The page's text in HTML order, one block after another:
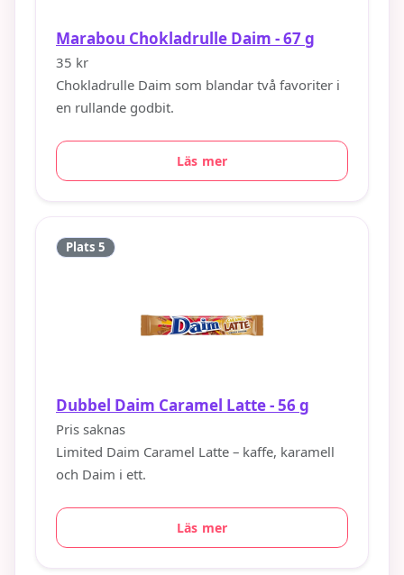
Marabou Chokladrulle Daim - 67 g
35 kr
Chokladrulle Daim som blandar två favoriter i
en rullande godbit.
Läs mer
Plats 5
Dubbel Daim Caramel Latte - 56 g
Pris saknas
Limited Daim Caramel Latte – kaffe, karamell
och Daim i ett.
Läs mer